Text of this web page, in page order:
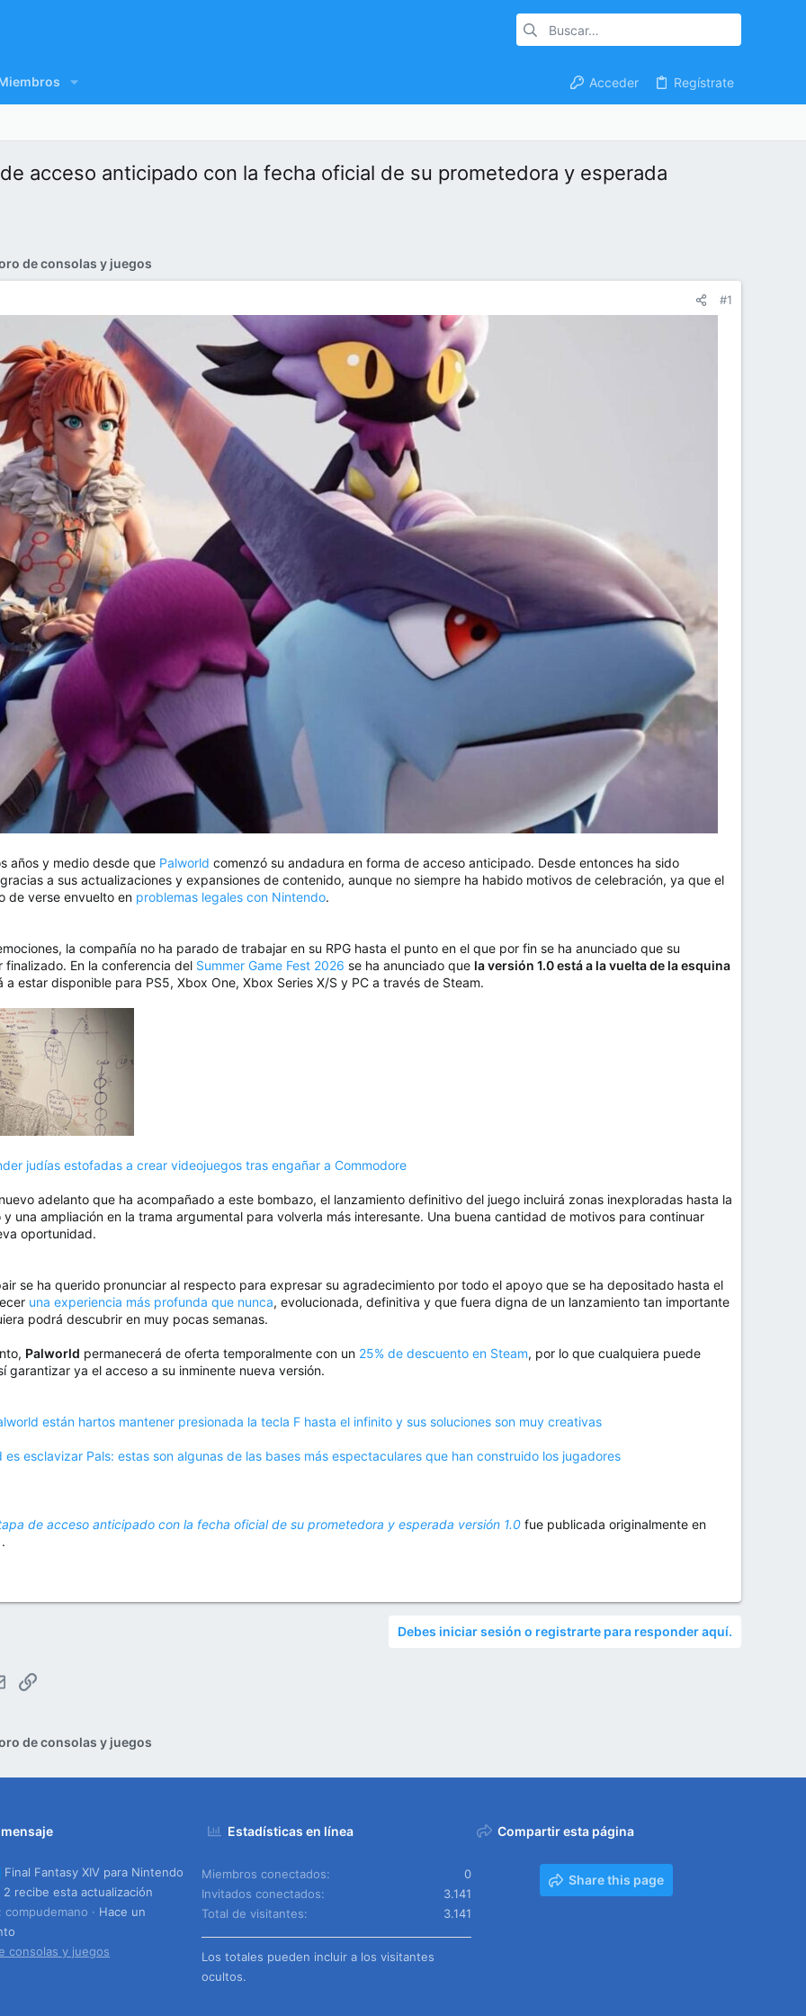
Acceder Regístrate
acceso anticipado con la fecha oficial de su prometedora y esperada
de consolas y juegos
#1
años y medio desde que Palworld comenzó su andadura en forma de acceso anticipado. Desde entonces ha sido
a sus actualizaciones y expansiones de contenido, aunque no siempre ha habido motivos de celebración, ya que el
de verse envuelto en problemas legales con Nintendo.
la compañía no ha parado de trabajar en su RPG hasta el punto en el que por fin se ha anunciado que su
En la conferencia del Summer Game Fest 2026 se ha anunciado que la versión 1.0 está a la vuelta de la esquina
a estar disponible para PS5, Xbox One, Xbox Series X/S y PC a través de Steam.
judías estofadas a crear videojuegos tras engañar a Commodore
adelanto que ha acompañado a este bombazo, el lanzamiento definitivo del juego incluirá zonas inexploradas hasta la
una ampliación en la trama argumental para volverla más interesante. Una buena cantidad de motivos para continuar
oportunidad.
se ha querido pronunciar al respecto para expresar su agradecimiento por todo el apoyo que se ha depositado hasta el
una experiencia más profunda que nunca, evolucionada, definitiva y que fuera digna de un lanzamiento tan importante
podrá descubrir en muy pocas semanas.
Palworld permanecerá de oferta temporalmente con un 25% de descuento en Steam, por lo que cualquiera puede
garantizar ya el acceso a su inminente nueva versión.
están hartos mantener presionada la tecla F hasta el infinito y sus soluciones son muy creativas
es esclavizar Pals: estas son algunas de las bases más espectaculares que han construido los jugadores
de acceso anticipado con la fecha oficial de su prometedora y esperada versión 1.0 fue publicada originalmente en
.
Debes iniciar sesión o registrarte para responder aquí.
EmailEnlace
de consolas y juegos
Final Fantasy XIV para Nintendo
2 recibe esta actualización
compudemano
Hace un
consolas y juegos
Estadísticas en línea
Miembros conectados
0
Invitados conectados
3.141
Total de visitantes
3.141
Los totales pueden incluir a los visitantes
ocultos.
Compartir esta página
Share this page